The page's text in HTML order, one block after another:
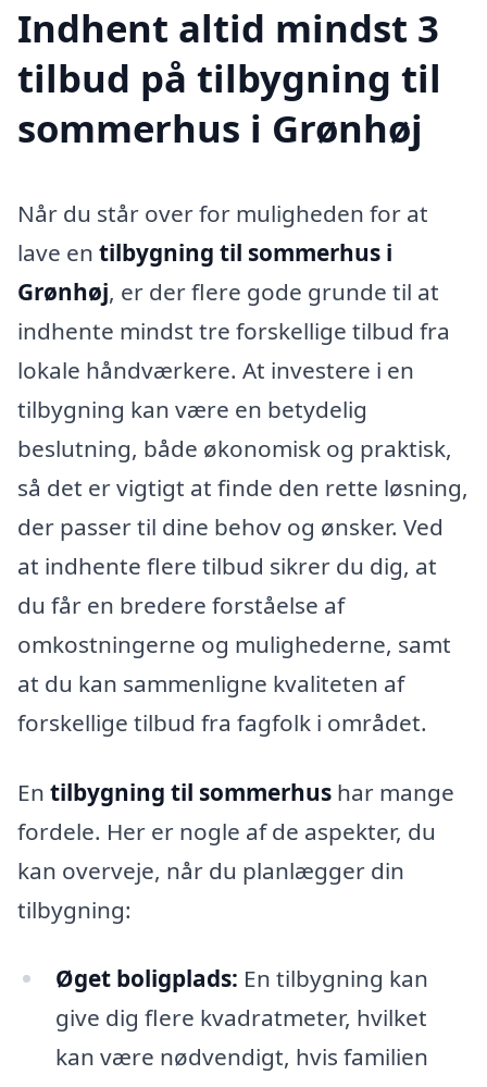
Indhent altid mindst 3
tilbud på tilbygning til
sommerhus i Grønhøj
Når du står over for muligheden for at
lave en tilbygning til sommerhus i
Grønhøj, er der flere gode grunde til at
indhente mindst tre forskellige tilbud fra
lokale håndværkere. At investere i en
tilbygning kan være en betydelig
beslutning, både økonomisk og praktisk,
så det er vigtigt at finde den rette løsning,
der passer til dine behov og ønsker. Ved
at indhente flere tilbud sikrer du dig, at
du får en bredere forståelse af
omkostningerne og mulighederne, samt
at du kan sammenligne kvaliteten af
forskellige tilbud fra fagfolk i området.
En tilbygning til sommerhus har mange
fordele. Her er nogle af de aspekter, du
kan overveje, når du planlægger din
tilbygning:
Øget boligplads: En tilbygning kan
give dig flere kvadratmeter, hvilket
kan være nødvendigt, hvis familien